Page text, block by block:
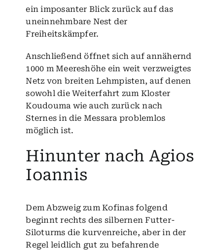
ein imposanter Blick zurück auf das
uneinnehmbare Nest der
Freiheitskämpfer.
Anschließend öffnet sich auf annähernd
1000 m Meereshöhe ein weit verzweigtes
Netz von breiten Lehmpisten, auf denen
sowohl die Weiterfahrt zum Kloster
Koudouma wie auch zurück nach
Sternes in die Messara problemlos
möglich ist.
Hinunter nach Agios
Ioannis
Dem Abzweig zum Kofinas folgend
beginnt rechts des silbernen Futter-
Siloturms die kurvenreiche, aber in der
Regel leidlich gut zu befahrende